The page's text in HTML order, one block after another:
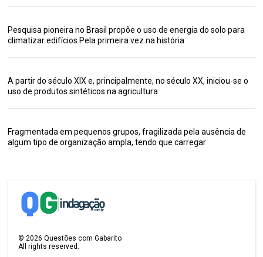
Pesquisa pioneira no Brasil propõe o uso de energia do solo para
climatizar edifícios Pela primeira vez na história
A partir do século XIX e, principalmente, no século XX, iniciou-se o
uso de produtos sintéticos na agricultura
Fragmentada em pequenos grupos, fragilizada pela ausência de
algum tipo de organização ampla, tendo que carregar
© 2026 Questões com Gabarito
All rights reserved.